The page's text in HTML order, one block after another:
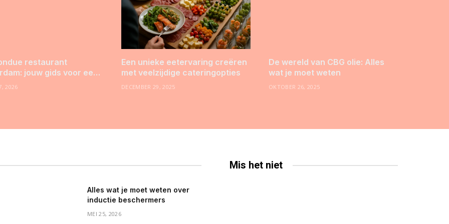
restaurant
jouw gids voor een
avondje uit
2026
Een unieke eetervaring creëren
met veelzijdige cateringopties
DECEMBER 29, 2025
De wereld van CBG olie: Alles
wat je moet weten
OKTOBER 26, 2025
Alles wat je moet weten over
inductie beschermers
MEI 25, 2026
Mis het niet